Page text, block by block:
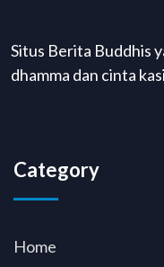
Situs Berita Buddhis
dhamma dan cinta
Category
Home